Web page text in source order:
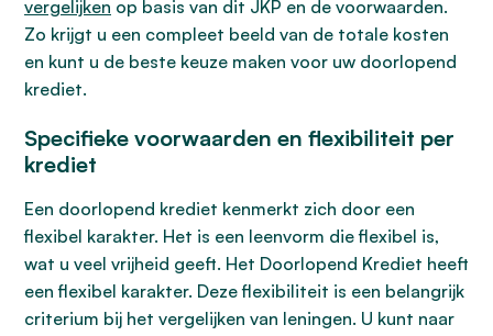
vergelijken op basis van dit JKP en de voorwaarden.
Zo krijgt u een compleet beeld van de totale kosten
en kunt u de beste keuze maken voor uw doorlopend
krediet.
Specifieke voorwaarden en flexibiliteit per
krediet
Een doorlopend krediet kenmerkt zich door een
flexibel karakter. Het is een leenvorm die flexibel is,
wat u veel vrijheid geeft. Het Doorlopend Krediet heeft
een flexibel karakter. Deze flexibiliteit is een belangrijk
criterium bij het vergelijken van leningen. U kunt naar